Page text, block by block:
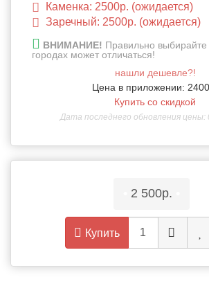
Каменка: 2500р. (ожидается)
Заречный: 2500р. (ожидается)
ВНИМАНИЕ! Правильно
городах может отличаться!
нашли дешевле?!
Цена в приложении:
Купить со скидкой
Дата последнего обновления цены:
2 500р.
Купить